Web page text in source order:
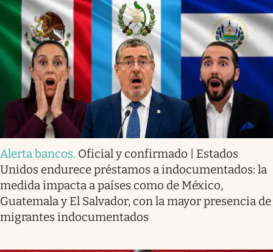
Alerta bancos. Oficial y confirmado | Estados
Unidos endurece préstamos a indocumentados: la
medida impacta a países como de México,
Guatemala y El Salvador, con la mayor presencia de
migrantes indocumentados